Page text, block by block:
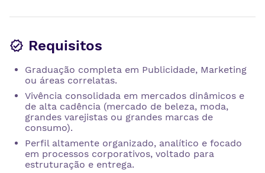
Requisitos
Graduação completa em Publicidade, Marketing
ou áreas correlatas.
Vivência consolidada em mercados dinâmicos e
de alta cadência (mercado de beleza, moda,
grandes varejistas ou grandes marcas de
consumo).
Perfil altamente organizado, analítico e focado
em processos corporativos, voltado para
estruturação e entrega.